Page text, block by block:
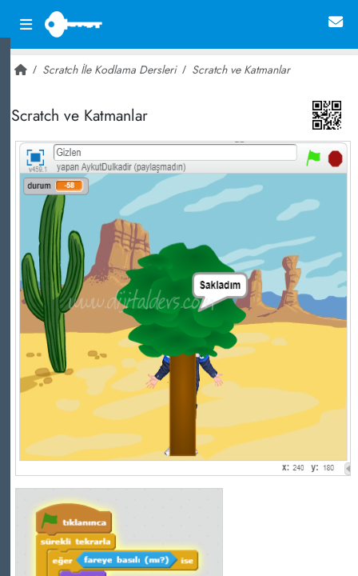
Scratch İle Kodlama Dersleri Scratch ve Katmanlar
Scratch ve Katmanlar